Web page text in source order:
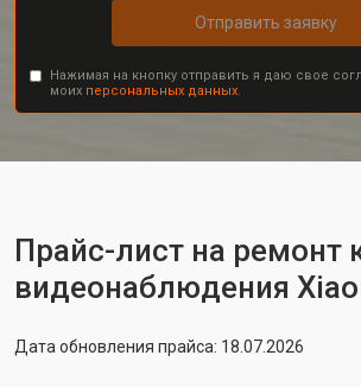
Отправить заявку
Нажимая на кнопку отправить я даю свое
моих персональных данных.
Прайс-лист на ремонт
видеонаблюдения
Дата обновления прайса: 18.07.2026